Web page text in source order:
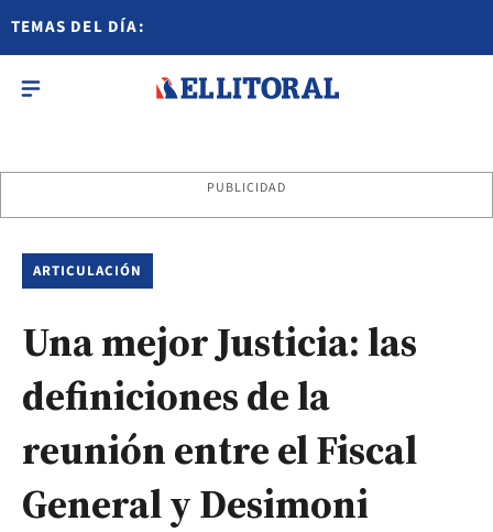
TEMAS DEL DÍA:
PUBLICIDAD
ARTICULACIÓN
Una mejor Justicia: las
definiciones de la
reunión entre el Fiscal
General y Desimoni